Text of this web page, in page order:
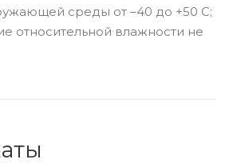
среды от –40 до +50 С;
относительной влажности не